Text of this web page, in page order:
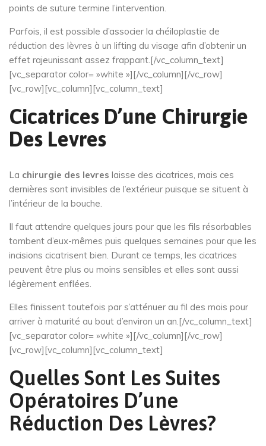
points de suture termine l’intervention.
Parfois, il est possible d’associer la chéiloplastie de
réduction des lèvres à un lifting du visage afin d’obtenir un
effet rajeunissant assez frappant.[/vc_column_text]
[vc_separator color= »white »][/vc_column][/vc_row]
[vc_row][vc_column][vc_column_text]
Cicatrices D’une Chirurgie
Des Levres
La chirurgie des levres laisse des cicatrices, mais ces
dernières sont invisibles de l’extérieur puisque se situent à
l’intérieur de la bouche.
Il faut attendre quelques jours pour que les fils résorbables
tombent d’eux-mêmes puis quelques semaines pour que les
incisions cicatrisent bien. Durant ce temps, les cicatrices
peuvent être plus ou moins sensibles et elles sont aussi
légèrement enflées.
Elles finissent toutefois par s’atténuer au fil des mois pour
arriver à maturité au bout d’environ un an.[/vc_column_text]
[vc_separator color= »white »][/vc_column][/vc_row]
[vc_row][vc_column][vc_column_text]
Quelles Sont Les Suites
Opératoires D’une
Réduction Des Lèvres?